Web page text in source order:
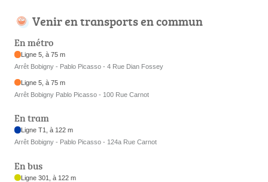
Venir en transports en commun
En métro
Ligne 5, à 75 m
Arrêt Bobigny - Pablo Picasso - 4 Rue Dian Fossey
Ligne 5, à 75 m
Arrêt Bobigny Pablo Picasso - 100 Rue Carnot
En tram
Ligne T1, à 122 m
Arrêt Bobigny - Pablo Picasso - 124a Rue Carnot
En bus
Ligne 301, à 122 m